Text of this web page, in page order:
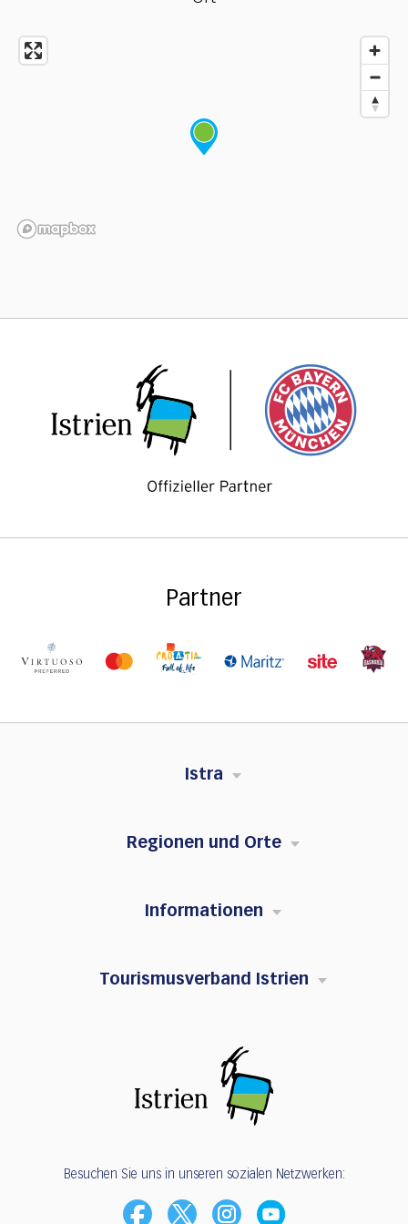
Partner
Istra
Regionen und Orte
Informationen
Tourismusverband Istrien
Besuchen Sie uns in unseren sozialen Netzwerken: